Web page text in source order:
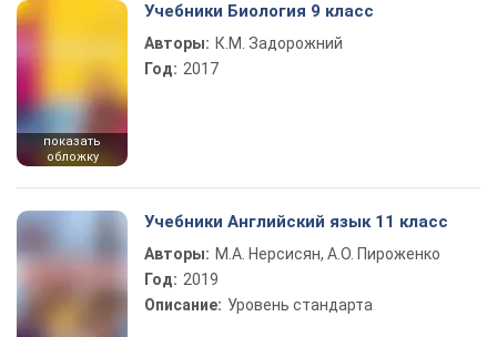
показать
обложку
Учебники Биология 9 класс
Авторы: К.М. Задорожний
Год: 2017
Учебники Английский язык 11 класс
Авторы: М.А. Нерсисян, А.О. Пироженко
Год: 2019
Описание: Уровень стандарта